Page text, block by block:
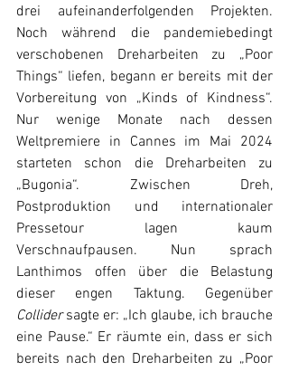
drei aufeinanderfolgenden Projekten.
Noch während die pandemiebedingt
verschobenen Dreharbeiten zu „Poor
Things“ liefen, begann er bereits mit der
Vorbereitung von „Kinds of Kindness“.
Nur wenige Monate nach dessen
Weltpremiere in Cannes im Mai 2024
starteten schon die Dreharbeiten zu
„Bugonia“. Zwischen Dreh,
Postproduktion und internationaler
Pressetour lagen kaum
Verschnaufpausen. Nun sprach
Lanthimos offen über die Belastung
Collider sagte er: „Ich glaube, ich brauche
eine Pause.“ Er räumte ein, dass er sich
bereits nach den Dreharbeiten zu „Poor